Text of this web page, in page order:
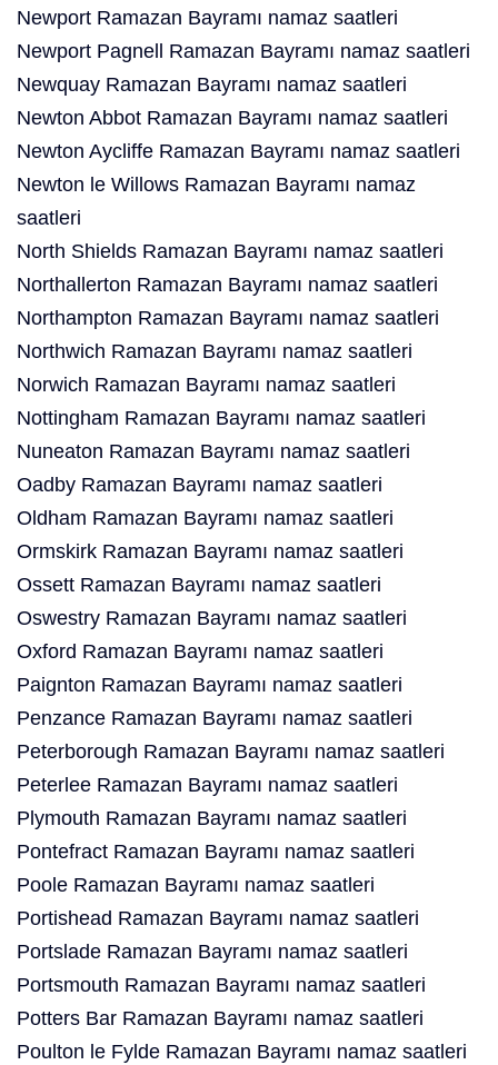
Newport Ramazan Bayramı namaz saatleri
Newport Pagnell Ramazan Bayramı namaz saatleri
Newquay Ramazan Bayramı namaz saatleri
Newton Abbot Ramazan Bayramı namaz saatleri
Newton Aycliffe Ramazan Bayramı namaz saatleri
Newton le Willows Ramazan Bayramı namaz
saatleri
North Shields Ramazan Bayramı namaz saatleri
Northallerton Ramazan Bayramı namaz saatleri
Northampton Ramazan Bayramı namaz saatleri
Northwich Ramazan Bayramı namaz saatleri
Norwich Ramazan Bayramı namaz saatleri
Nottingham Ramazan Bayramı namaz saatleri
Nuneaton Ramazan Bayramı namaz saatleri
Oadby Ramazan Bayramı namaz saatleri
Oldham Ramazan Bayramı namaz saatleri
Ormskirk Ramazan Bayramı namaz saatleri
Ossett Ramazan Bayramı namaz saatleri
Oswestry Ramazan Bayramı namaz saatleri
Oxford Ramazan Bayramı namaz saatleri
Paignton Ramazan Bayramı namaz saatleri
Penzance Ramazan Bayramı namaz saatleri
Peterborough Ramazan Bayramı namaz saatleri
Peterlee Ramazan Bayramı namaz saatleri
Plymouth Ramazan Bayramı namaz saatleri
Pontefract Ramazan Bayramı namaz saatleri
Poole Ramazan Bayramı namaz saatleri
Portishead Ramazan Bayramı namaz saatleri
Portslade Ramazan Bayramı namaz saatleri
Portsmouth Ramazan Bayramı namaz saatleri
Potters Bar Ramazan Bayramı namaz saatleri
Poulton le Fylde Ramazan Bayramı namaz saatleri